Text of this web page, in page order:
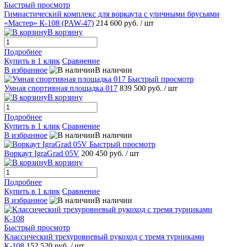
Быстрый просмотр
Гимнастический комплекс для воркаута с уличными брусьями
«Мастер» К-108 (PAW-47) 214 600 руб. / шт
В корзину
Подробнее
Купить в 1 клик Сравнение
В избранное
В наличии
Быстрый просмотр
Умная спортивная площадка 017 839 500 руб. / шт
В корзину
Подробнее
Купить в 1 клик Сравнение
В избранное
В наличии
Быстрый просмотр
Воркаут IgraGrad 05V 200 450 руб. / шт
В корзину
Подробнее
Купить в 1 клик Сравнение
В избранное
В наличии
Быстрый просмотр
Классический трехуровневый рукоход с тремя турниками